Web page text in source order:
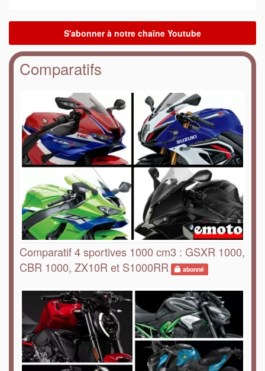
Comparatifs
Comparatif 4 sportives 1000 cm3 : GSXR 1000,
CBR 1000, ZX10R et S1000RR
abonné